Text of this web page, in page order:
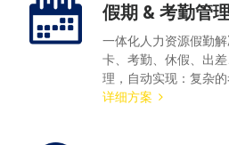
假期 & 考勤管
一体化人力资源假勤
卡、考勤、休假、出
理，自动实现：复杂的
详细方案